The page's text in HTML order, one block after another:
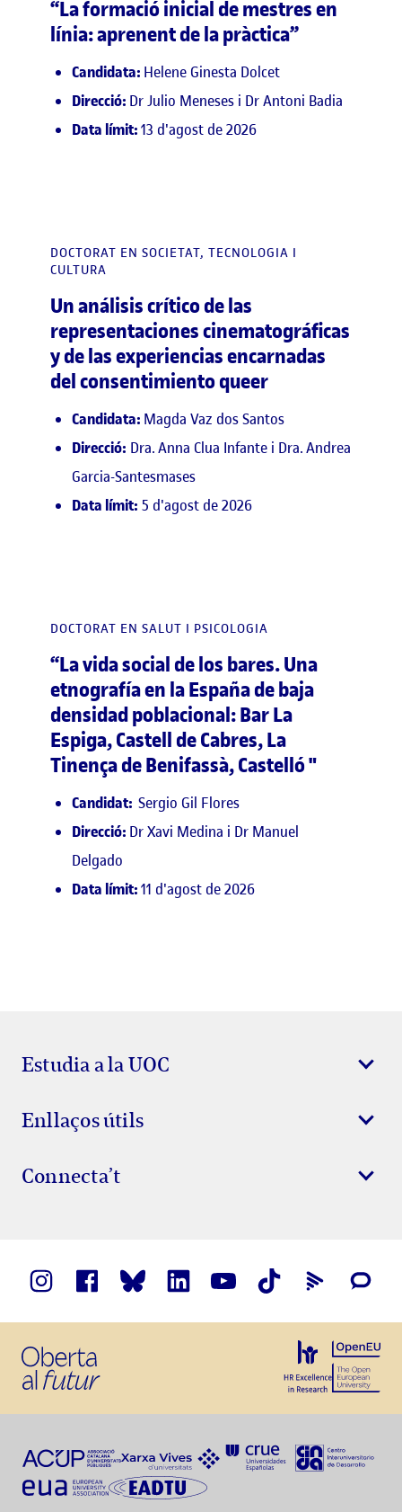
“La formació inicial de mestres en
línia: aprenent de la pràctica”
Candidata: Helene Ginesta Dolcet
Direcció: Dr Julio Meneses i Dr Antoni Badia
Data límit:13 d'agost de 2026
DOCTORAT EN SOCIETAT, TECNOLOGIA I
CULTURA
Un análisis crítico de las
representaciones cinematográficas
y de las experiencias encarnadas
del consentimiento queer
Candidata: Magda Vaz dos Santos
Direcció: Dra. Anna Clua Infante i Dra. Andrea
Garcia-Santesmases
Data límit: 5 d'agost de 2026
DOCTORAT EN SALUT I PSICOLOGIA
“La vida social de los bares. Una
etnografía en la España de baja
densidad poblacional: Bar La
Espiga, Castell de Cabres, La
Tinença de Benifassà, Castelló "
Candidat: Sergio Gil Flores
Direcció: Dr Xavi Medina i Dr Manuel
Delgado
Data límit:11 d'agost de 2026
Estudia a la UOC
Enllaços útils
Connecta’t